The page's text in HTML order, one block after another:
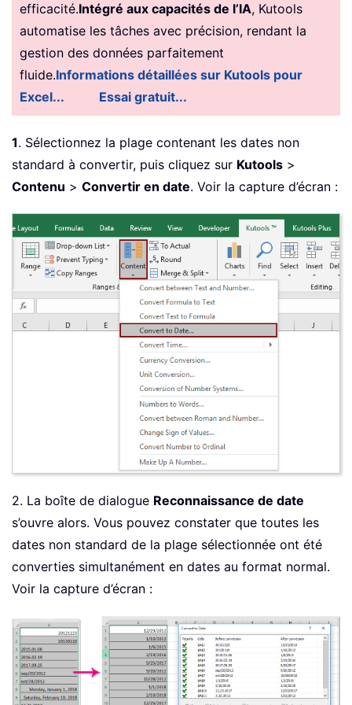
efficacité.Intégré aux capacités de l’IA, Kutools
automatise les tâches avec précision, rendant la
gestion des données parfaitement
fluide.Informations détaillées sur Kutools pour
Excel...
Essai gratuit...
1. Sélectionnez la plage contenant les dates non
standard à convertir, puis cliquez sur Kutools >
Contenu > Convertir en date. Voir la capture d’écran :
2. La boîte de dialogue Reconnaissance de date
s’ouvre alors. Vous pouvez constater que toutes les
dates non standard de la plage sélectionnée ont été
converties simultanément en dates au format normal.
Voir la capture d’écran :